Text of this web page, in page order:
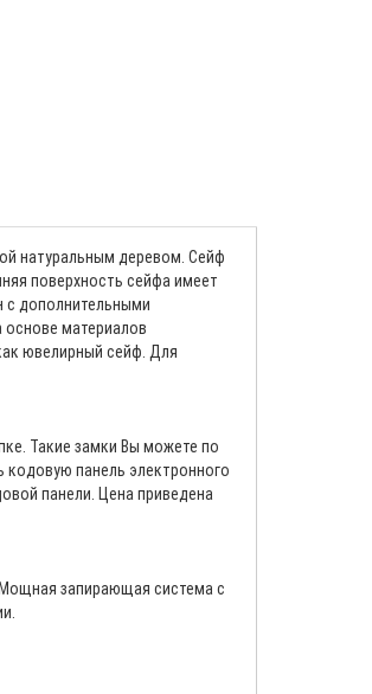
натуральным деревом. Сейф
поверхность сейфа имеет
с дополнительными
материалов
ювелирный сейф. Для
Такие замки Вы можете по
панель электронного
панели. Цена приведена
запирающая система с